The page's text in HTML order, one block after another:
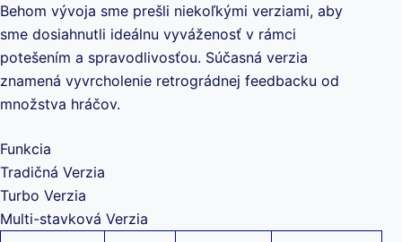
Behom vývoja sme prešli niekoľkými verziami, aby
sme dosiahnutli ideálnu vyváženosť v rámci
potešením a spravodlivosťou. Súčasná verzia
znamená vyvrcholenie retrográdnej feedbacku od
množstva hráčov.
Funkcia
Tradičná Verzia
Turbo Verzia
Multi-stavková Verzia